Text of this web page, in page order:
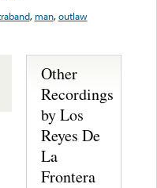
, man,outlaw
Other
Recordings
by Los
Reyes De
La
Frontera